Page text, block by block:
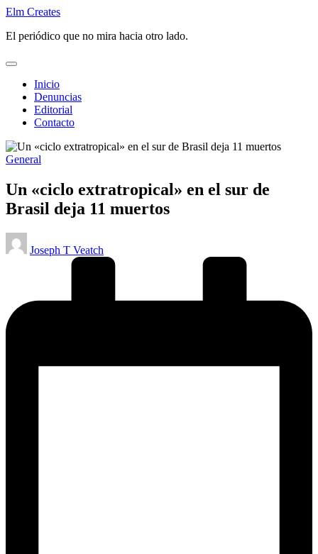
Saltar
contenido
Elm Creates
El periódico que no mira hacia otro lado.
Inicio
Denuncias
Editorial
Contacto
Publicado
General
Un «ciclo extratropical» en el sur de
Brasil deja 11 muertos
Publicado
por
Joseph T Veatch